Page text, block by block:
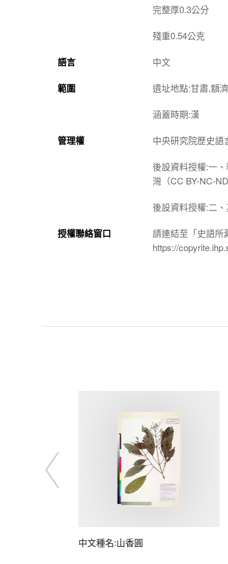
完整厚0.3公分
殘重0.54公克
語言 中文
範圍 遺址地點:甘肅,額
涵蓋時期:漢
管理權 中央研究院歷史語
後設資料授權:一
灣（CC BY-NC-
後設資料授權:二
授權聯絡窗口
請連結至「史語所
https://
中文種名:山香圓